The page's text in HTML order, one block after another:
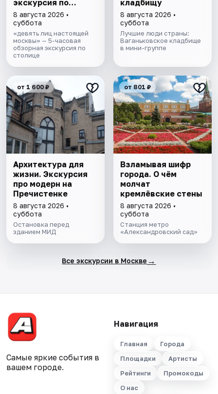
экскурсия по
столице
8 августа 2026 •
суббота
«девять лиц настоящей
москвы» — 5-часовая
обзорная экскурсия по
столице
кладбищу
8 августа 2026 •
суббота
Лучшие люди страны:
Ваганьковское кладбище
в мини-группе
от 1 600 ₽
Архитектура для
жизни. Экскурсия
про модерн на
Пречистенке
8 августа 2026 •
суббота
Остановка перед
зданием МИД
от 801 ₽
Взламывая шифр
города. О чём
молчат
кремлёвские стены
8 августа 2026 •
суббота
Станция метро
«Александровский сад»
Все экскурсии в Москве →
Самые яркие события в
вашем городе.
Навигация
Главная
Города
Площадки
Артисты
Рейтинги
Промокоды
О нас